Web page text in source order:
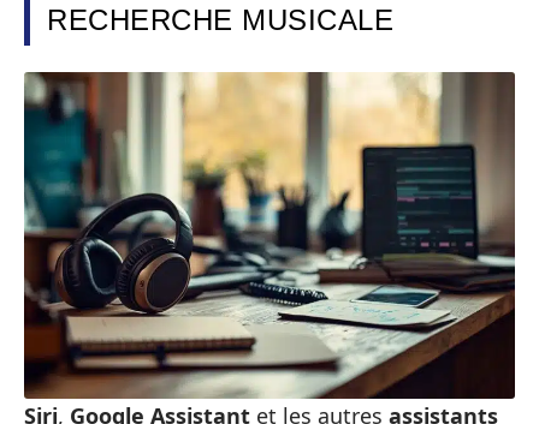
RECHERCHE MUSICALE
Siri, Google Assistant et les autres assistants